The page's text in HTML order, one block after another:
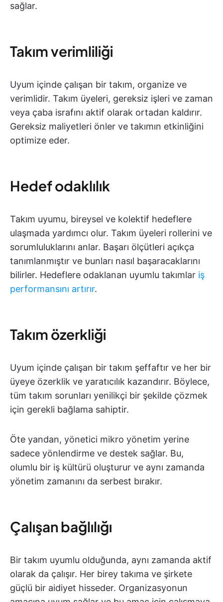
sağlar.
Takım verimliliği
Uyum içinde çalışan bir takım, organize ve
verimlidir. Takım üyeleri, gereksiz işleri ve zaman
veya çaba israfını aktif olarak ortadan kaldırır.
Gereksiz maliyetleri önler ve takımın etkinliğini
optimize eder.
Hedef odaklılık
Takım uyumu, bireysel ve kolektif hedeflere
ulaşmada yardımcı olur. Takım üyeleri rollerini ve
sorumluluklarını anlar. Başarı ölçütleri açıkça
tanımlanmıştır ve bunları nasıl başaracaklarını
bilirler. Hedeflere odaklanan uyumlu takımlar iş
performansını artırır.
Takım özerkliği
Uyum içinde çalışan bir takım şeffaftır ve her bir
üyeye özerklik ve yaratıcılık kazandırır. Böylece,
tüm takım sorunları yenilikçi bir şekilde çözmek
için gerekli bağlama sahiptir.
Öte yandan, yönetici mikro yönetim yerine
sadece yönlendirme ve destek sağlar. Bu,
olumlu bir iş kültürü oluşturur ve aynı zamanda
yönetim zamanını da serbest bırakır.
Çalışan bağlılığı
Bir takım uyumlu olduğunda, aynı zamanda aktif
olarak da çalışır. Her birey takıma ve şirkete
güçlü bir aidiyet hisseder. Organizasyonun